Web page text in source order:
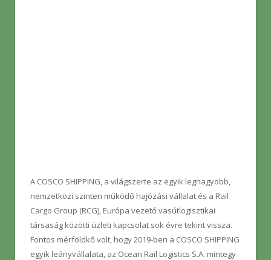
A COSCO SHIPPING, a világszerte az egyik legnagyobb,
nemzetközi szinten működő hajózási vállalat és a Rail
Cargo Group (RCG), Európa vezető vasútlogisztikai
társaság közötti üzleti kapcsolat sok évre tekint vissza.
Fontos mérföldkő volt, hogy 2019-ben a COSCO SHIPPING
egyik leányvállalata, az Ocean Rail Logistics S.A. mintegy